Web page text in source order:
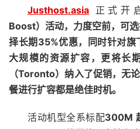
Justhost.asia 正式开
Boost）活动，力度空前，可
择长期35%优惠，同时针对旗
大规模的资源扩容，更将长
（Toronto）纳入了促销，无
餐进行扩容都是绝佳时机。
活动机型全系标配300M